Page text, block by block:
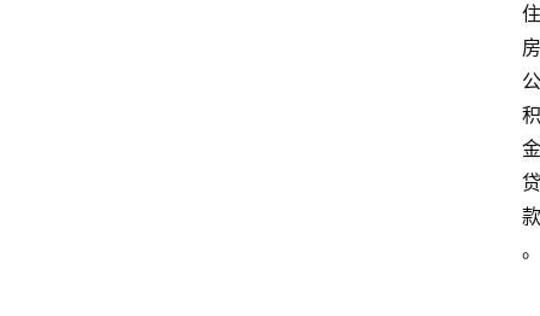
住
房
公
积
金
贷
款
。